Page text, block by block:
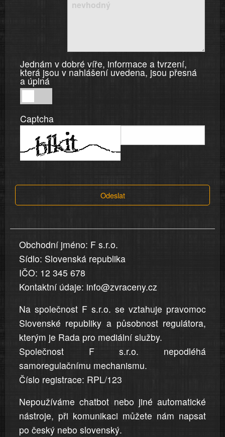
Jednám v dobré víře, informace a tvrzení,
která jsou v nahlášení uvedena, jsou přesná
a úplná
v
dobré
informace
v
uvedena,
jsou
přesná
a
úplná
Captcha
Odeslat
Obchodní jméno: F s.r.o.
Sídlo: Slovenská republika
IČO: 12 345 678
Kontaktní údaje: info@zvraceny.cz
Na společnost F s.r.o. se vztahuje pravomoc
Slovenské republiky a působnost regulátora,
kterým je Rada pro mediální služby.
Společnost F s.r.o. nepodléhá
samoregulačnímu mechanismu.
Číslo registrace: RPL/123
Nepoužíváme chatbot nebo jiné automatické
nástroje, při komunikaci můžete nám napsat
po český nebo slovenský.